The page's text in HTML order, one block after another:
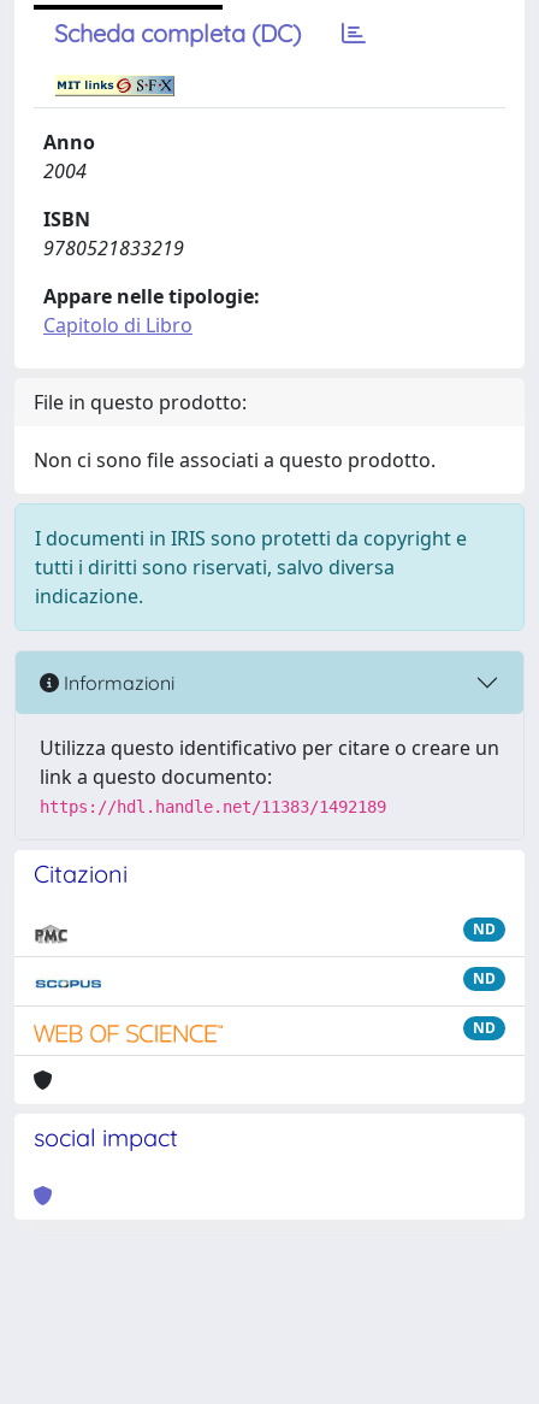
Scheda completa (DC)
Anno
2004
ISBN
9780521833219
Appare nelle tipologie:
Capitolo di Libro
File in questo prodotto:
Non ci sono file associati a questo prodotto.
I documenti in IRIS sono protetti da copyright e
tutti i diritti sono riservati, salvo diversa
indicazione.
Informazioni
Utilizza questo identificativo per citare o creare un
link a questo documento:
https://hdl.handle.net/11383/1492189
Citazioni
ND
ND
ND
social impact